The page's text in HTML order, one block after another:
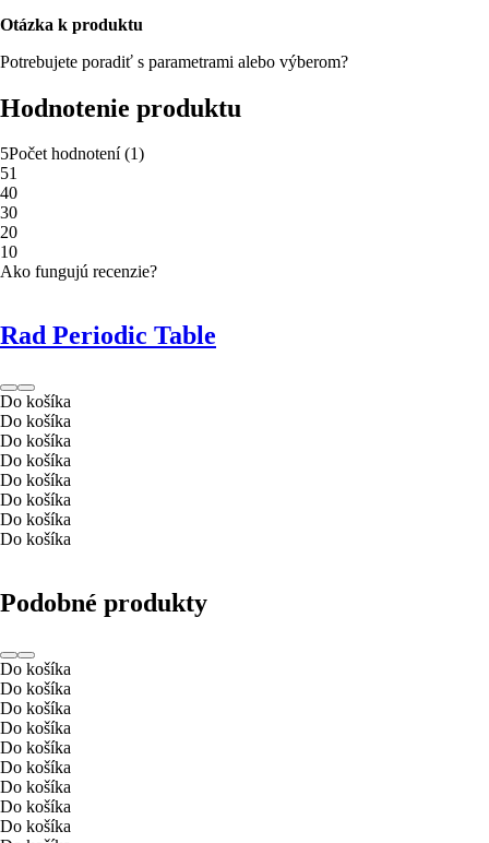
Otázka k produktu
Potrebujete poradiť s parametrami alebo výberom?
Hodnotenie produktu
5Počet hodnotení(1)
51
40
30
20
10
Ako fungujú recenzie?
Rad Periodic Table
Do košíka
Do košíka
Do košíka
Do košíka
Do košíka
Do košíka
Do košíka
Do košíka
Podobné produkty
Do košíka
Do košíka
Do košíka
Do košíka
Do košíka
Do košíka
Do košíka
Do košíka
Do košíka